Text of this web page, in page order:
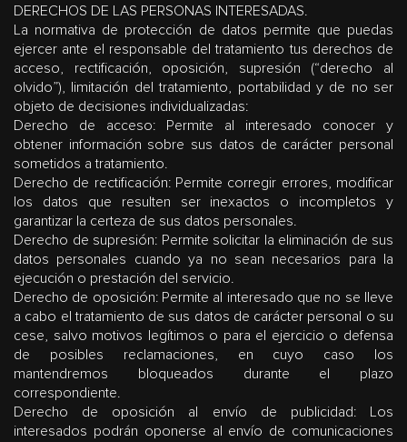
DERECHOS DE LAS PERSONAS INTERESADAS
La normativa de protección de datos permite que puedas
ejercer ante el responsable del tratamiento tus derechos de
acceso, rectificación, oposición, supresión (“derecho al
olvido”), limitación del tratamiento, portabilidad y de no ser
objeto de decisiones individualizadas:
Derecho de acceso: Permite al interesado conocer y
obtener información sobre sus datos de carácter personal
sometidos a tratamiento.
Derecho de rectificación: Permite corregir errores, modificar
los datos que resulten ser inexactos o incompletos y
garantizar la certeza de sus datos personales.
Derecho de supresión: Permite solicitar la eliminación de sus
datos personales cuando ya no sean necesarios para la
ejecución o prestación del servicio.
Derecho de oposición: Permite al interesado que no se lleve
a cabo el tratamiento de sus datos de carácter personal o su
cese, salvo motivos legítimos o para el ejercicio o defensa
de posibles reclamaciones, en cuyo caso los
mantendremos bloqueados durante el plazo
correspondiente.
Derecho de oposición al envío de publicidad: Los
interesados podrán oponerse al envío de comunicaciones